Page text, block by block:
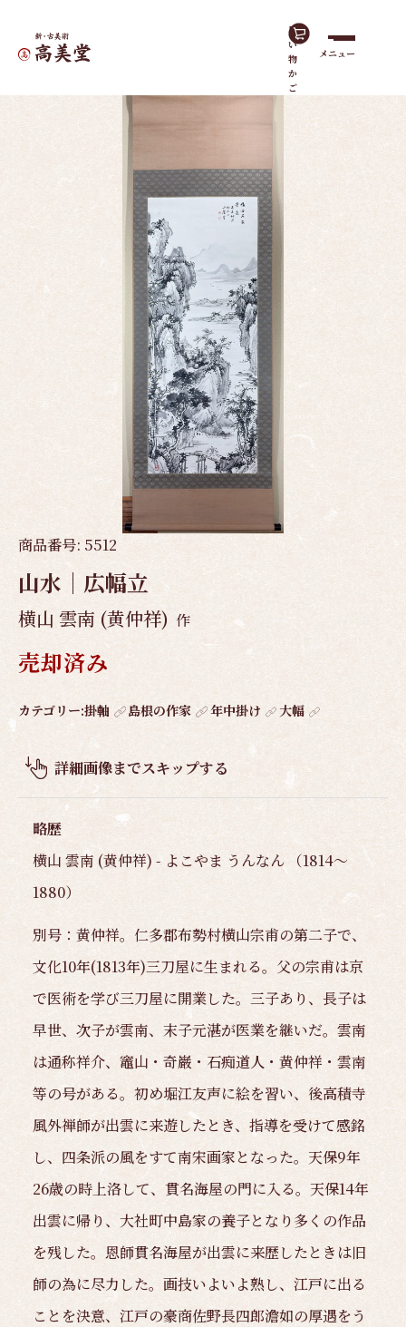
買
い
物
か
ご
メニュー
ホーム作品一覧
商品番号: 5512
山水｜広幅立
横山 雲南 (黄仲祥) 作
売却済み
作
概
要
カテゴリー:掛軸 島根の作家 年中掛け 大幅
詳細画像までスキップする
略歴
横山 雲南 (黄仲祥) - よこやま うんなん （1814～
1880）
別号：黄仲祥。仁多郡布勢村横山宗甫の第二子で、
文化10年(1813年)三刀屋に生まれる。父の宗甫は京
で医術を学び三刀屋に開業した。三子あり、長子は
早世、次子が雲南、末子元湛が医業を継いだ。雲南
は通称祥介、竈山・奇巌・石痴道人・黄仲祥・雲南
等の号がある。初め堀江友声に絵を習い、後高積寺
風外禅師が出雲に来遊したとき、指導を受けて感銘
し、四条派の風をすて南宋画家となった。天保9年
26歳の時上洛して、貫名海屋の門に入る。天保14年
出雲に帰り、大社町中島家の養子となり多くの作品
を残した。恩師貫名海屋が出雲に来歴したときは旧
師の為に尽力した。画技いよいよ熟し、江戸に出る
ことを決意、江戸の豪商佐野長四郎澹如の厚遇をう